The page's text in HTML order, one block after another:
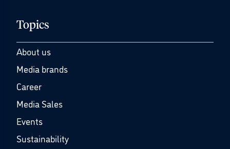
Topics
About us
Media brands
Career
Media Sales
Events
Sustainability